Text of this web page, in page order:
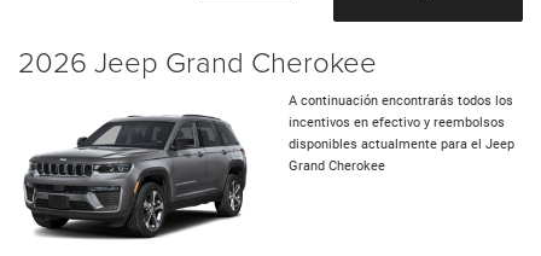
2026 Jeep Grand Cherokee
A continuación encontrarás todos los
incentivos en efectivo y reembolsos
disponibles actualmente para el Jeep
Grand Cherokee